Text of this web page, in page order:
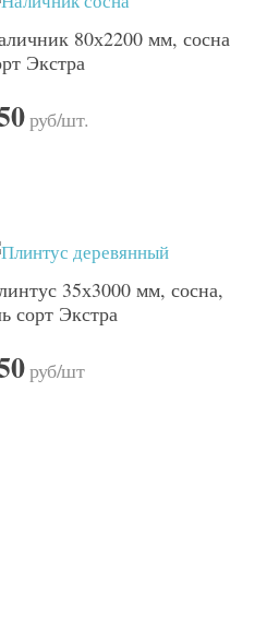
80х2200 мм, сосна
Экстра
руб/шт.
35х3000 мм, сосна,
сорт Экстра
руб/шт